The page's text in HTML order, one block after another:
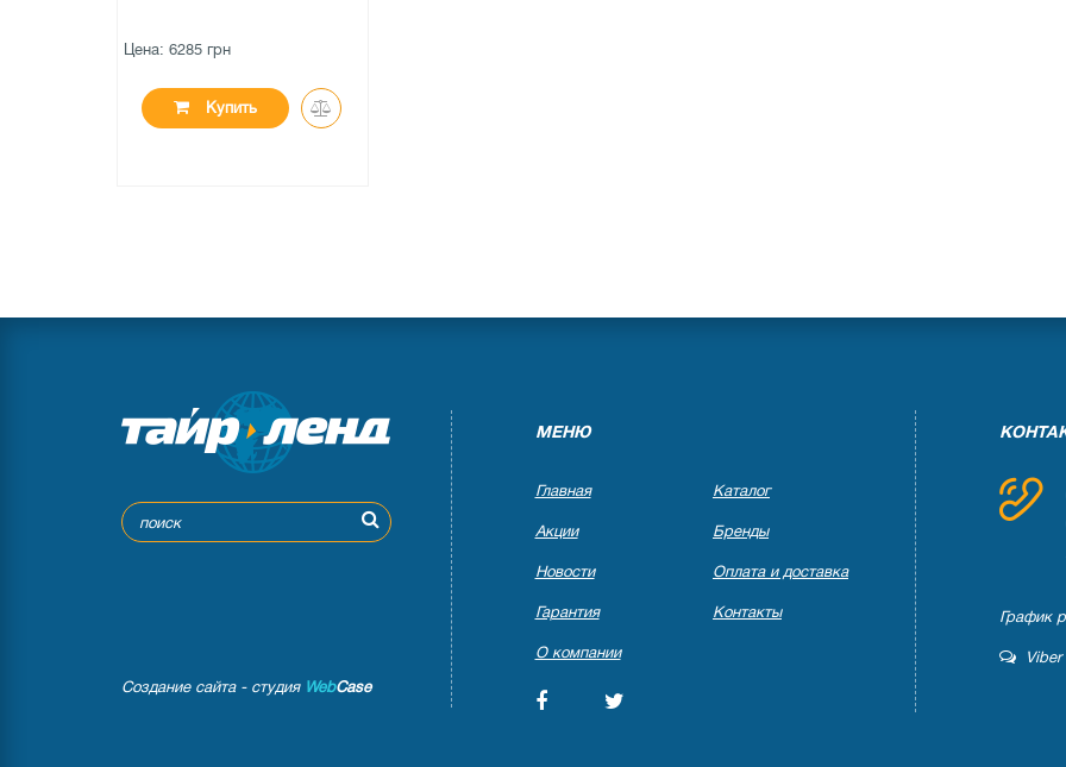
Цена: 6285 грн
Купить
Создание сайта - студия WebCase
МЕНЮ
Главная Каталог
Акции Бренды
Новости Оплата и доставка
Гарантия Контакты
О компании
График
Viber